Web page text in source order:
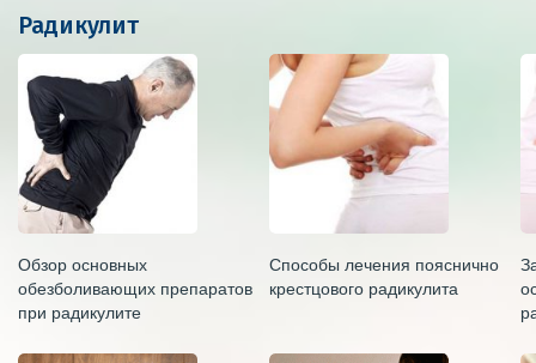
Радикулит
Обзор основных
обезболивающих препаратов
при радикулите
Способы лечения пояснично
крестцового радикулита